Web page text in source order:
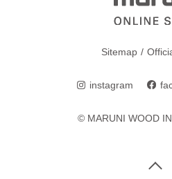
Sitemap
instagram
© MARUNI WOOD